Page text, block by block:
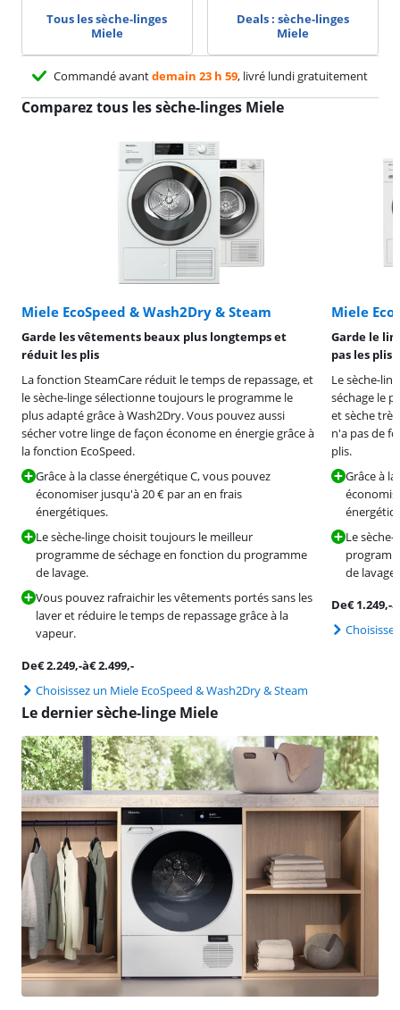
Tous les sèche-linges
Miele
Deals : sèche-linges
Miele
Commandé avantdemain 23 h 59, livré lundi gratuitement
Comparez tous les sèche-linges Miele
Miele EcoSpeed & Wash2Dry & Steam
Garde les vêtements beaux plus longtemps et
réduit les plis
La fonction SteamCare réduit le temps de repassage, et
le sèche-linge sélectionne toujours le programme le
plus adapté grâce à Wash2Dry. Vous pouvez aussi
sécher votre linge de façon économe en énergie grâce à
la fonction EcoSpeed.
Grâce à la classe énergétique C, vous pouvez
économiser jusqu'à 20 € par an en frais
énergétiques.
Le sèche-linge choisit toujours le meilleur
programme de séchage en fonction du programme
de lavage.
Vous pouvez rafraichir les vêtements portés sans les
laver et réduire le temps de repassage grâce à la
vapeur.
De€2.249,-à€2.499,-
Choisissez un Miele EcoSpeed & Wash2Dry & Steam
Miele
Garde le
pas les plis
Le sèche-
séchage le
et sèche
n'a pas de
plis.
Grâce à
Le
de lavage.
De€1.249,-à
Le dernier sèche-linge Miele